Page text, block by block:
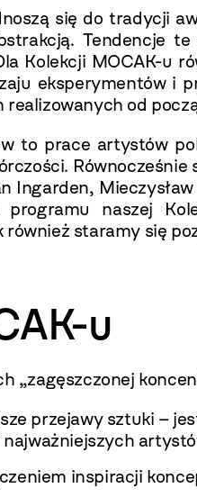
się do tradycji
Tendencje
Kolekcji MOCAK-u
eksperymentów i
od
to prace artystów
naszej
staramy się
u
„zagęszczonej
przejawy sztuki –
inspiracji